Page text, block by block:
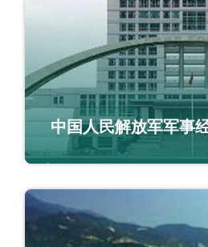
中国人民解放军军事